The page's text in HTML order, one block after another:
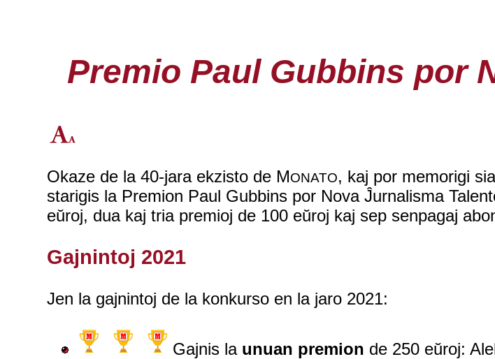
Premio Paul Gubbins por
Okaze de la 40-jara ekzisto de MONATO, kaj por memorigi
starigis la Premion Paul Gubbins por Nova Ĵurnalisma
eŭroj, dua kaj tria premioj de 100 eŭroj kaj sep senpagaj
Gajnintoj 2021
Jen la gajnintoj de la konkurso en la jaro 2021:
Gajnis la unuan premion de 250 eŭroj: